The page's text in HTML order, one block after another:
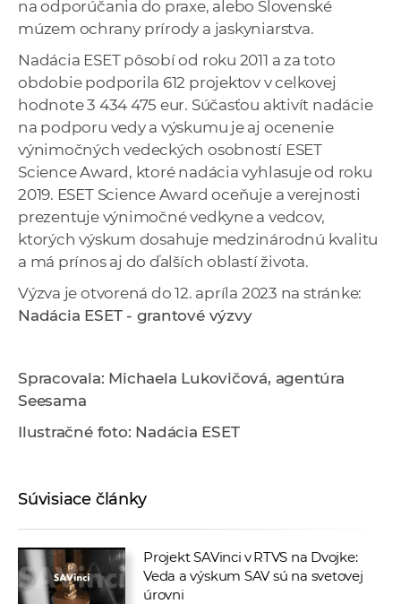
na odporúčania do praxe, alebo Slovenské
múzem ochrany prírody a jaskyniarstva.
Nadácia ESET pôsobí od roku 2011 a za toto
obdobie podporila 612 projektov v celkovej
hodnote 3 434 475 eur. Súčasťou aktivít nadácie
na podporu vedy a výskumu je aj ocenenie
výnimočných vedeckých osobností ESET
Science Award, ktoré nadácia vyhlasuje od roku
2019. ESET Science Award oceňuje a verejnosti
prezentuje výnimočné vedkyne a vedcov,
ktorých výskum dosahuje medzinárodnú kvalitu
a má prínos aj do ďalších oblastí života.
Výzva je otvorená do 12. apríla 2023 na stránke:
Nadácia ESET - grantové výzvy
Spracovala: Michaela Lukovičová, agentúra
Seesama
Ilustračné foto: Nadácia ESET
Súvisiace články
Projekt SAVinci v RTVS na Dvojke:
Veda a výskum SAV sú na svetovej
úrovni